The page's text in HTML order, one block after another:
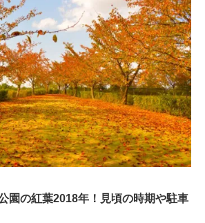
園の紅葉2018年！見頃の時期や駐車